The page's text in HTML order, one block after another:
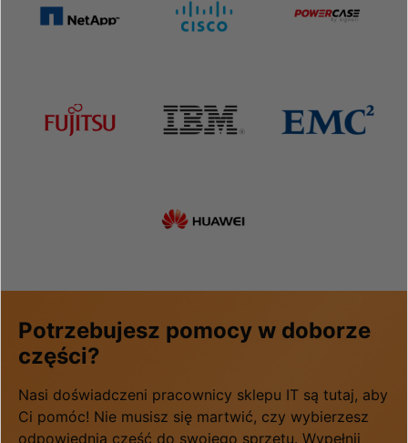
Potrzebujesz pomocy w doborze
części?
Nasi doświadczeni pracownicy sklepu IT są tutaj, aby
Ci pomóc! Nie musisz się martwić, czy wybierzesz
odpowiednią część do swojego sprzętu. Wypełnij